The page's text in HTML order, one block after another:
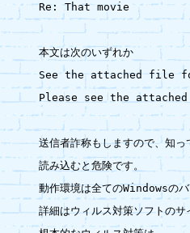
Re: That movie
本文は次のいずれか
See the attached file
Please see the
送信者詐称もしますので、知
読み込むと危険です。
動作環境は全てのWindowsの
詳細はウィルス対策ソフトの